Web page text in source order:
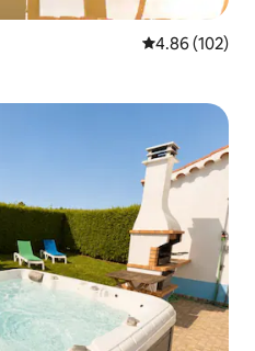
レビュー102
4.86 (102)